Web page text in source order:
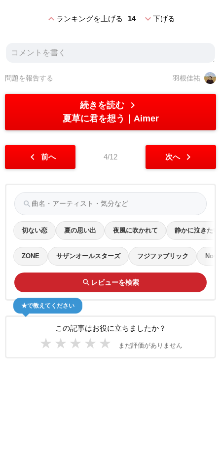
expand_lessランキングを上げる 14 expand_more下げる
羽根佳祐
問題を報告する
続きを読む chevron_right
夏草に君を想う Aimer
chevron_left 前へ 4/12 次へ chevron_right
search
切ない恋 夏の思い出 夜風に吹かれて 静かに泣きたい
ZONE サザンオールスターズ フジファブリック
search レビューを検索
この記事はお役に立ちましたか？
★ ★ ★ ★ ★ まだ評価がありません
★で教えてください